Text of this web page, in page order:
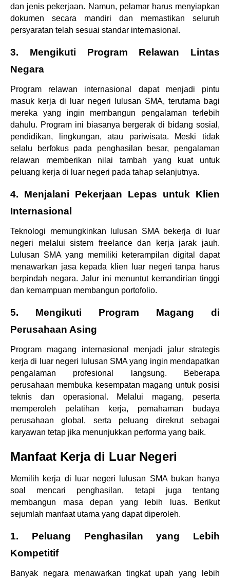
dan jenis pekerjaan. Namun, pelamar harus menyiapkan
dokumen secara mandiri dan memastikan seluruh
persyaratan telah sesuai standar internasional.
3. Mengikuti Program Relawan Lintas
Negara
Program relawan internasional dapat menjadi pintu
masuk kerja di luar negeri lulusan SMA, terutama bagi
mereka yang ingin membangun pengalaman terlebih
dahulu. Program ini biasanya bergerak di bidang sosial,
pendidikan, lingkungan, atau pariwisata. Meski tidak
selalu berfokus pada penghasilan besar, pengalaman
relawan memberikan nilai tambah yang kuat untuk
peluang kerja di luar negeri pada tahap selanjutnya.
4. Menjalani Pekerjaan Lepas untuk Klien
Internasional
Teknologi memungkinkan lulusan SMA bekerja di luar
negeri melalui sistem freelance dan kerja jarak jauh.
Lulusan SMA yang memiliki keterampilan digital dapat
menawarkan jasa kepada klien luar negeri tanpa harus
berpindah negara. Jalur ini menuntut kemandirian tinggi
dan kemampuan membangun portofolio.
5. Mengikuti Program Magang di
Perusahaan Asing
Program magang internasional menjadi jalur strategis
kerja di luar negeri lulusan SMA yang ingin mendapatkan
pengalaman profesional langsung. Beberapa
perusahaan membuka kesempatan magang untuk posisi
teknis dan operasional. Melalui magang, peserta
memperoleh pelatihan kerja, pemahaman budaya
perusahaan global, serta peluang direkrut sebagai
karyawan tetap jika menunjukkan performa yang baik.
Manfaat Kerja di Luar Negeri
Memilih kerja di luar negeri lulusan SMA bukan hanya
soal mencari penghasilan, tetapi juga tentang
membangun masa depan yang lebih luas. Berikut
sejumlah manfaat utama yang dapat diperoleh.
1. Peluang Penghasilan yang Lebih
Kompetitif
Banyak negara menawarkan tingkat upah yang lebih